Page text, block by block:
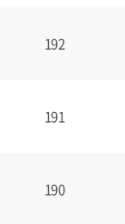
192
191
190